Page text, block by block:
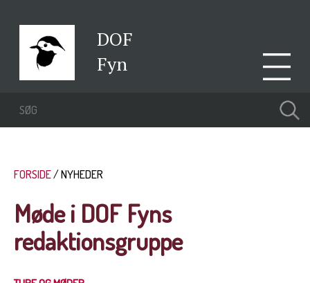
DOF
Fyn
FORSIDE NYHEDER
Møde i DOF Fyns
redaktionsgruppe